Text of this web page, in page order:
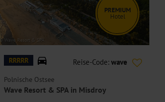
© Wave Resort & SPA
PREMIUM
Hotel
RRRRR Reise-Code: wave
Polnische Ostsee
Wave Resort & SPA in Misdroy